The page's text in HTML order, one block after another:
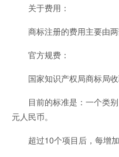
关于费用：
商标注册的费用主要由两
官方规费：
国家知识产权局商标局收
目前的标准是：一个类别
元人民币。
超过10个项目后，每增加